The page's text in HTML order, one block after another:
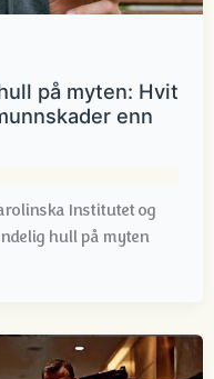
på myten: Hvit
enn
Institutet og
hull på myten